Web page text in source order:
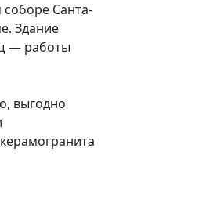
Санта-
Здание
— работы
выгодно